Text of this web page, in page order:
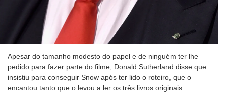
Apesar do tamanho modesto do papel e de ninguém ter lhe
pedido para fazer parte do filme, Donald Sutherland disse que
insistiu para conseguir Snow após ter lido o roteiro, que o
encantou tanto que o levou a ler os três livros originais.